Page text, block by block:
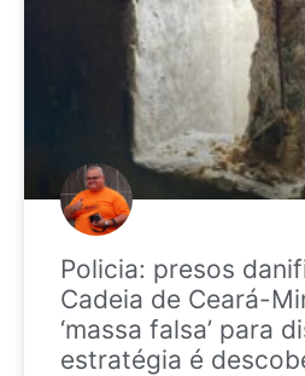
Policia: presos
Cadeia de Ceará-
‘massa falsa’ para
estratégia é